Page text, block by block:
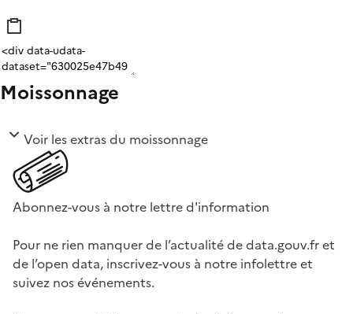
Moissonnage
Voir les extras du moissonnage
Abonnez-vous à notre lettre d'information
Pour ne rien manquer de l’actualité de data.gouv.fr et
de l’open data, inscrivez-vous à notre infolettre et
suivez nos événements.